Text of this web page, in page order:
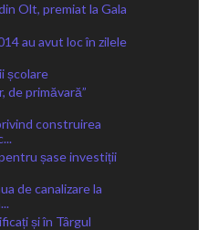
Olt, premiat la Gala
au avut loc în zilele
școlare
de primăvară”
construirea
șase investiții
de canalizare la
și în Târgul